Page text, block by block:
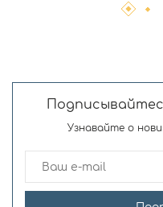
Узнавайте о